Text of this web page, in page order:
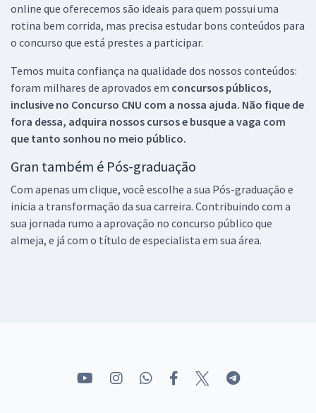
online que oferecemos são ideais para quem possui uma
rotina bem corrida, mas precisa estudar bons conteúdos para
o concurso que está prestes a participar.
Temos muita confiança na qualidade dos nossos conteúdos:
foram milhares de aprovados em concursos públicos,
inclusive no Concurso CNU com a nossa ajuda. Não fique de
fora dessa, adquira nossos cursos e busque a vaga com
que tanto sonhou no meio público.
Gran também é Pós-graduação
Com apenas um clique, você escolhe a sua Pós-graduação e
inicia a transformação da sua carreira. Contribuindo com a
sua jornada rumo a aprovação no concurso público que
almeja, e já com o título de especialista em sua área.